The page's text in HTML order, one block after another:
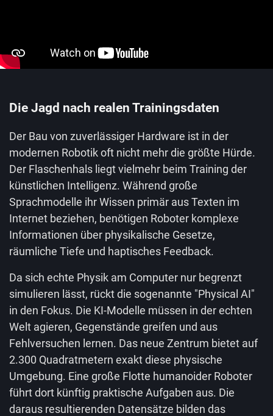
Die Jagd nach realen Trainingsdaten
Der Bau von zuverlässiger Hardware ist in der
modernen Robotik oft nicht mehr die größte Hürde.
Der Flaschenhals liegt vielmehr beim Training der
künstlichen Intelligenz. Während große
Sprachmodelle ihr Wissen primär aus Texten im
Internet beziehen, benötigen Roboter komplexe
Informationen über physikalische Gesetze,
räumliche Tiefe und haptisches Feedback.
Da sich echte Physik am Computer nur begrenzt
simulieren lässt, rückt die sogenannte "Physical AI"
in den Fokus. Die KI-Modelle müssen in der echten
Welt agieren, Gegenstände greifen und aus
Fehlversuchen lernen. Das neue Zentrum bietet auf
2.300 Quadratmetern exakt diese physische
Umgebung. Eine große Flotte humanoider Roboter
führt dort künftig praktische Aufgaben aus. Die
daraus resultierenden Datensätze bilden das